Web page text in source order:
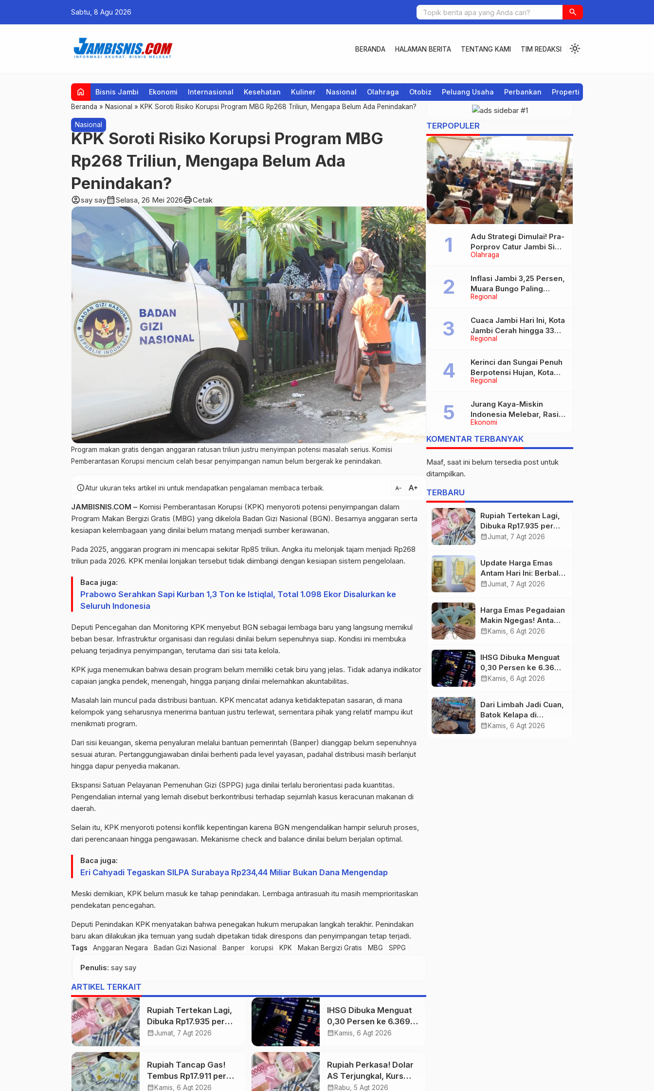
Sabtu, 8 Agu 2026 search
BERANDA HALAMAN BERITA TENTANG KAMI TIM REDAKSI light_mode
home Bisnis Jambi Ekonomi Internasional Kesehatan Kuliner Nasional Olahraga Otobiz Peluang Usaha Perbankan Properti
Beranda » Nasional » KPK Soroti Risiko Korupsi Program MBG Rp268 Triliun, Mengapa Belum Ada Penindakan?
Nasional
KPK Soroti Risiko Korupsi Program MBG
Rp268 Triliun, Mengapa Belum Ada
Penindakan?
account_circlesay saycalendar_monthSelasa, 26 Mei 2026printCetak
Program makan gratis dengan anggaran ratusan triliun justru menyimpan potensi masalah serius. Komisi
Pemberantasan Korupsi mencium celah besar penyimpangan namun belum bergerak ke penindakan.
infoAtur ukuran teks artikel ini untuk mendapatkan pengalaman membaca terbaik. text_decrease text_increase
JAMBISNIS.COM – Komisi Pemberantasan Korupsi (KPK) menyoroti potensi penyimpangan dalam
Program Makan Bergizi Gratis (MBG) yang dikelola Badan Gizi Nasional (BGN). Besarnya anggaran serta
kesiapan kelembagaan yang dinilai belum matang menjadi sumber kerawanan.
Pada 2025, anggaran program ini mencapai sekitar Rp85 triliun. Angka itu melonjak tajam menjadi Rp268
triliun pada 2026. KPK menilai lonjakan tersebut tidak diimbangi dengan kesiapan sistem pengelolaan.
Baca juga:
Prabowo Serahkan Sapi Kurban 1,3 Ton ke Istiqlal, Total 1.098 Ekor Disalurkan ke
Seluruh Indonesia
Deputi Pencegahan dan Monitoring KPK menyebut BGN sebagai lembaga baru yang langsung memikul
beban besar. Infrastruktur organisasi dan regulasi dinilai belum sepenuhnya siap. Kondisi ini membuka
peluang terjadinya penyimpangan, terutama dari sisi tata kelola.
KPK juga menemukan bahwa desain program belum memiliki cetak biru yang jelas. Tidak adanya indikator
capaian jangka pendek, menengah, hingga panjang dinilai melemahkan akuntabilitas.
Masalah lain muncul pada distribusi bantuan. KPK mencatat adanya ketidaktepatan sasaran, di mana
kelompok yang seharusnya menerima bantuan justru terlewat, sementara pihak yang relatif mampu ikut
menikmati program.
Dari sisi keuangan, skema penyaluran melalui bantuan pemerintah (Banper) dianggap belum sepenuhnya
sesuai aturan. Pertanggungjawaban dinilai berhenti pada level yayasan, padahal distribusi masih berlanjut
hingga dapur penyedia makanan.
Ekspansi Satuan Pelayanan Pemenuhan Gizi (SPPG) juga dinilai terlalu berorientasi pada kuantitas.
Pengendalian internal yang lemah disebut berkontribusi terhadap sejumlah kasus keracunan makanan di
daerah.
Selain itu, KPK menyoroti potensi konflik kepentingan karena BGN mengendalikan hampir seluruh proses,
dari perencanaan hingga pengawasan. Mekanisme check and balance dinilai belum berjalan optimal.
Baca juga:
Eri Cahyadi Tegaskan SILPA Surabaya Rp234,44 Miliar Bukan Dana Mengendap
Meski demikian, KPK belum masuk ke tahap penindakan. Lembaga antirasuah itu masih memprioritaskan
pendekatan pencegahan.
Deputi Penindakan KPK menyatakan bahwa penegakan hukum merupakan langkah terakhir. Penindakan
baru akan dilakukan jika temuan yang sudah dipetakan tidak direspons dan penyimpangan tetap terjadi.
Tags Anggaran Negara Badan Gizi Nasional Banper korupsi KPK Makan Bergizi Gratis MBG SPPG
Penulis: say say
ARTIKEL TERKAIT
Rupiah Tertekan Lagi,
Dibuka Rp17.935 per
Dolar AS
calendar_monthJumat, 7 Agt 2026
IHSG Dibuka Menguat
0,30 Persen ke 6.369,
Saham Emas dan
calendar_monthKamis, 6 Agt 2026
Rupiah Tancap Gas!
Tembus Rp17.911 per
Dolar AS di Awal
calendar_monthKamis, 6 Agt 2026
Rupiah Perkasa! Dolar
AS Terjungkal, Kurs
Ditutup Rp17.933
calendar_monthRabu, 5 Agt 2026
TERPOPULER
Olahraga
Adu Strategi Dimulai! Pra-
Porprov Catur Jambi Siap
Digelar, Libatkan 72 Atlet
Regional
Inflasi Jambi 3,25 Persen,
Muara Bungo Paling
Tinggi Capai 4,21 Persen
Regional
Cuaca Jambi Hari Ini, Kota
Jambi Cerah hingga 33
Derajat Celsius
Regional
Kerinci dan Sungai Penuh
Berpotensi Hujan, Kota
Jambi Berawan
Ekonomi
Jurang Kaya-Miskin
Indonesia Melebar, Rasio
Gini Naik Jadi 0,368 pada
Maret 2026
KOMENTAR TERBANYAK
Maaf, saat ini belum tersedia post untuk
ditampilkan.
TERBARU
Rupiah Tertekan Lagi,
Dibuka Rp17.935 per
Dolar AS
calendar_monthJumat, 7 Agt 2026
Update Harga Emas
Antam Hari Ini: Berbalik
Arah! Anjlok Rp29.000
calendar_monthJumat, 7 Agt 2026
Harga Emas Pegadaian
Makin Ngegas! Antam
Tembus Rp2,787 Juta
calendar_month Kamis, 6 Agt 2026
IHSG Dibuka Menguat
0,30 Persen ke 6.369,
Saham Emas dan
calendar_month Kamis, 6 Agt 2026
Dari Limbah Jadi Cuan,
Batok Kelapa di
Tanjung Jabung Barat
calendar_month Kamis, 6 Agt 2026